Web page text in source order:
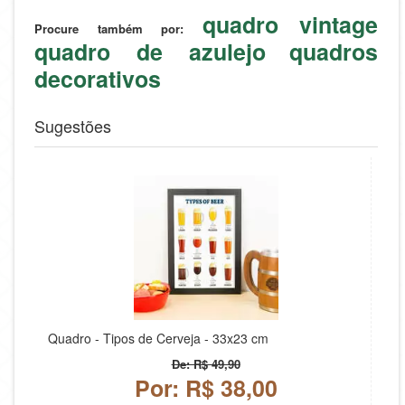
Procure também por:
quadro vintage
quadro de azulejo
quadros
decorativos
Sugestões
Quadro - Tipos de Cerveja - 33x23 cm
De: R$ 49,90
Por: R$ 38,00